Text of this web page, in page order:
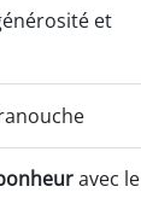
et
avec le